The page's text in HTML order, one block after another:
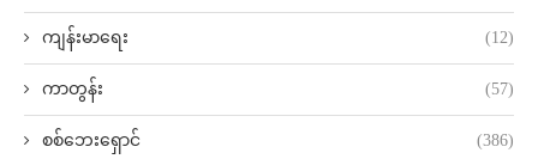
ကျန်းမာရေး (12)
ကာတွန်း (57)
စစ်ဘေးရှောင် (386)